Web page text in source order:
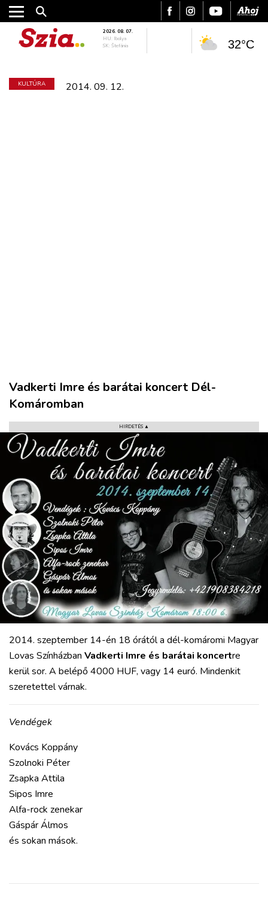
PODCAST
2026. 08. 07.
HU: Ibolya
SK: Štefánia
32°C
KULTÚRA 2014. 09. 12.
Vadkerti Imre és barátai koncert Dél-
Komáromban
HIRDETÉS ▲
2014. szeptember 14-én 18 órától a dél-komáromi Magyar
Lovas Színházban Vadkerti Imre és barátai koncertre
kerül sor. A belépő 4000 HUF, vagy 14 euró. Mindenkit
szeretettel várnak.
Vendégek
Kovács Koppány
Szolnoki Péter
Zsapka Attila
Sipos Imre
Alfa-rock zenekar
Gáspár Álmos
és sokan mások.